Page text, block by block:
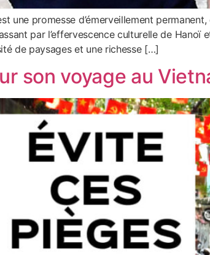
une promesse d’émerveillement
par l’effervescence culturelle de
de paysages et une richesse […]
son voyage au